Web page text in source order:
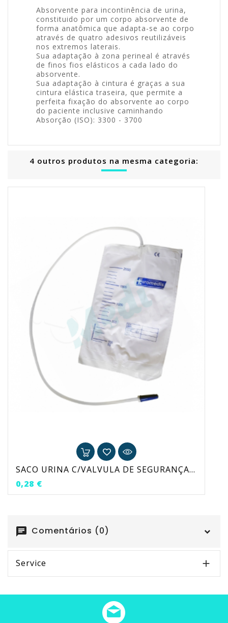
Absorvente para incontinência de urina,
constituido por um corpo absorvente de
forma anatômica que adapta-se ao corpo
através de quatro adesivos reutilizáveis
nos extremos laterais.
Sua adaptação à zona perineal é através
de finos fios elásticos a cada lado do
absorvente.
Sua adaptação à cintura é graças a sua
cintura elástica traseira, que permite a
perfeita fixação do absorvente ao corpo
do paciente inclusive caminhando
Absorção (ISO): 3300 - 3700
4 outros produtos na mesma categoria:
SACO URINA C/VALVULA DE SEGURANÇA 2LTR
0,28 €
chat Comentários (0)
Service 